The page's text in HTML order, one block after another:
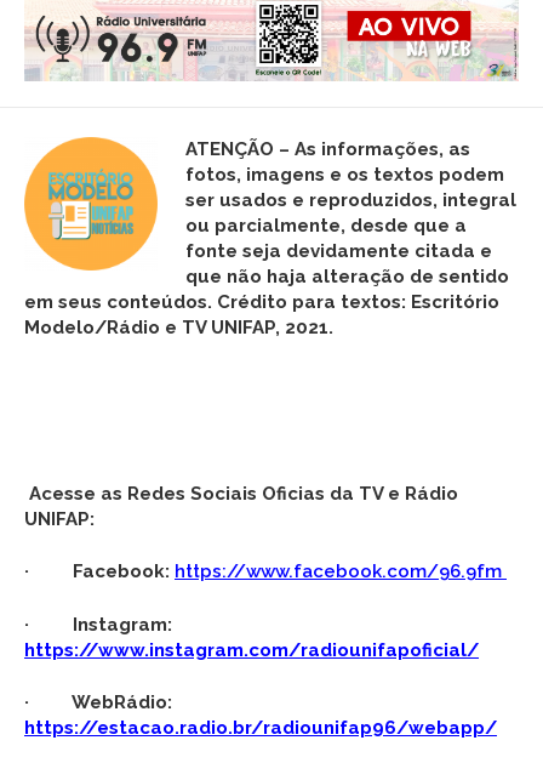
ATENÇÃO – As informações, as
fotos, imagens e os textos podem
ser usados e reproduzidos, integral
ou parcialmente, desde que a
fonte seja devidamente citada e
que não haja alteração de sentido
em seus conteúdos. Crédito para textos: Escritório
Modelo/Rádio e TV UNIFAP, 2021.
Acesse as Redes Sociais Oficias da TV e Rádio
UNIFAP:
· Facebook: https://www.facebook.com/96.9fm
· Instagram:
https://www.instagram.com/radiounifapoficial/
· WebRádio:
https://estacao.radio.br/radiounifap96/webapp/